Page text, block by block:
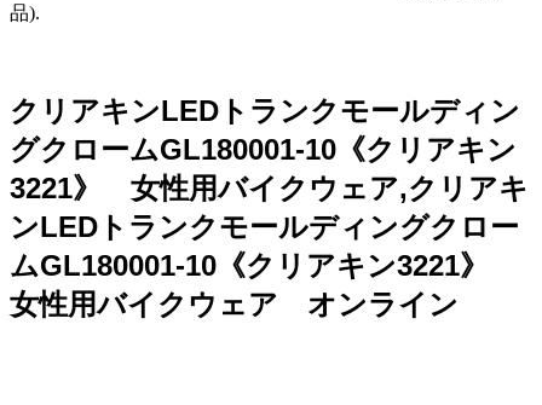
品).
クリアキンLEDトランクモールディン
グクロームGL180001-10《クリアキン
3221》 女性用バイクウェア,クリアキ
ンLEDトランクモールディングクロー
ムGL180001-10《クリアキン3221》
女性用バイクウェア オンライン